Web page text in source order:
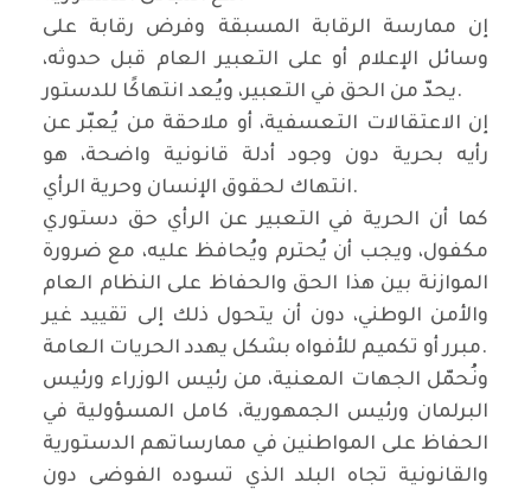
إن ممارسة الرقابة المسبقة وفرض رقابة على
وسائل الإعلام أو على التعبير العام قبل حدوثه،
يحدّ من الحق في التعبير، ويُعد انتهاكًا للدستور.
إن الاعتقالات التعسفية، أو ملاحقة من يُعبّر عن
رأيه بحرية دون وجود أدلة قانونية واضحة، هو
انتهاك لحقوق الإنسان وحرية الرأي.
كما أن الحرية في التعبير عن الرأي حق دستوري
مكفول، ويجب أن يُحترم ويُحافظ عليه، مع ضرورة
الموازنة بين هذا الحق والحفاظ على النظام العام
والأمن الوطني، دون أن يتحول ذلك إلى تقييد غير
مبرر أو تكميم للأفواه بشكل يهدد الحريات العامة.
ونُحمّل الجهات المعنية، من رئيس الوزراء ورئيس
البرلمان ورئيس الجمهورية، كامل المسؤولية في
الحفاظ على المواطنين في ممارساتهم الدستورية
والقانونية تجاه البلد الذي تسوده الفوضى دون